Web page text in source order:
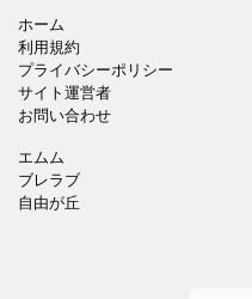
ホーム
利用規約
プライバシーポリシー
サイト運営者
お問い合わせ
エムム
ブレラブ
自由が丘